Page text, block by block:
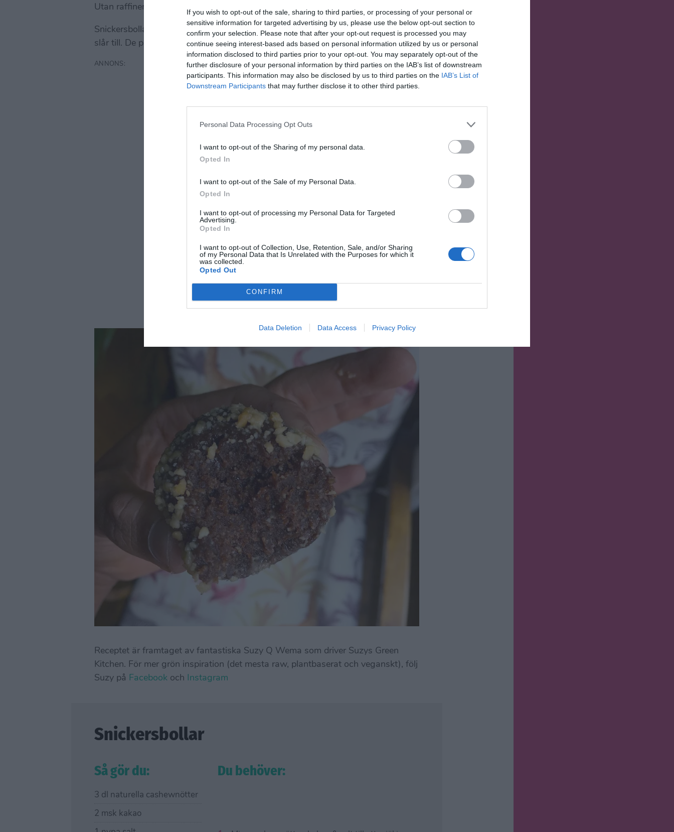
If you wish to opt-out of the sale, sharing to third parties, or processing of your personal or
sensitive information for targeted advertising by us, please use the below opt-out section to
confirm your selection. Please note that after your opt-out request is processed you may
continue seeing interest-based ads based on personal information utilized by us or personal
information disclosed to third parties prior to your opt-out. You may separately opt-out of the
further disclosure of your personal information by third parties on the IAB’s list of downstream
participants. This information may also be disclosed by us to third parties on the IAB’s List of
Downstream Participants that may further disclose it to other third parties.
Personal Data Processing Opt Outs
I want to opt-out of the Sharing of my personal data.
Opted In
I want to opt-out of the Sale of my Personal Data.
Opted In
I want to opt-out of processing my Personal Data for Targeted
Advertising.
Opted In
I want to opt-out of Collection, Use, Retention, Sale, and/or Sharing
of my Personal Data that Is Unrelated with the Purposes for which it
was collected.
Opted Out
CONFIRM
Data Deletion Data Access Privacy Policy
Utan raffinera socker, vegan, glutenfria och mjölkfria. Check på allt.
Snickersbollarna är perfekta att förvara i frysen och plocka fram när sötsuget
slår till. De passar också utmärkt som mellanmål eller kvällssnacks.
Receptet är framtaget av fantastiska Suzy Q Wema som driver Suzys Green
Kitchen. För mer grön inspiration (det mesta raw, plantbaserat och veganskt), följ
Suzy på Facebook och Instagram
Snickersbollar
Så gör du:
3 dl naturella cashewnötter
2 msk kakao
Du behöver: